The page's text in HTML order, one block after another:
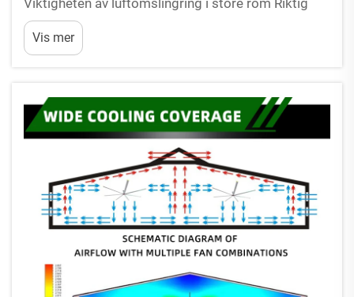
Viktigheten av luftomslingring i store rom Riktig
luftomslingring er avgjørende for å forbedre
lagerdrift, samt å øke ansattes produktivitet.
Forskning har vist at tilstrekkelig ventileri ...
Vis mer